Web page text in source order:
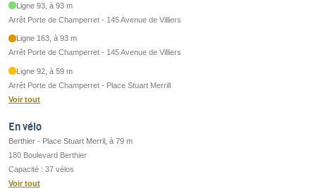
Ligne 93, à 93 m
Arrêt Porte de Champerret - 145 Avenue de Villiers
Ligne 163, à 93 m
Arrêt Porte de Champerret - 145 Avenue de Villiers
Ligne 92, à 59 m
Arrêt Porte de Champerret - Place Stuart Merrill
Voir tout
En vélo
Berthier - Place Stuart Merril, à 79 m
180 Boulevard Berthier
Capacité : 37 vélos
Voir tout